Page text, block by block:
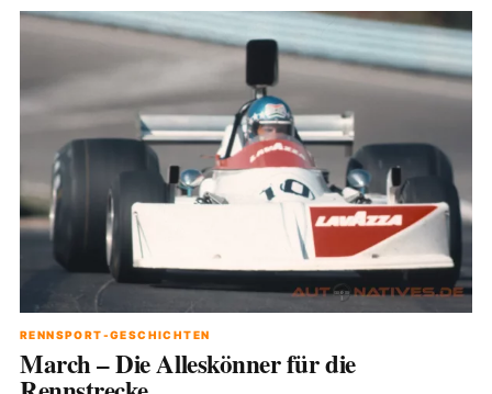
RENNSPORT-GESCHICHTEN
March – Die Alleskönner für die